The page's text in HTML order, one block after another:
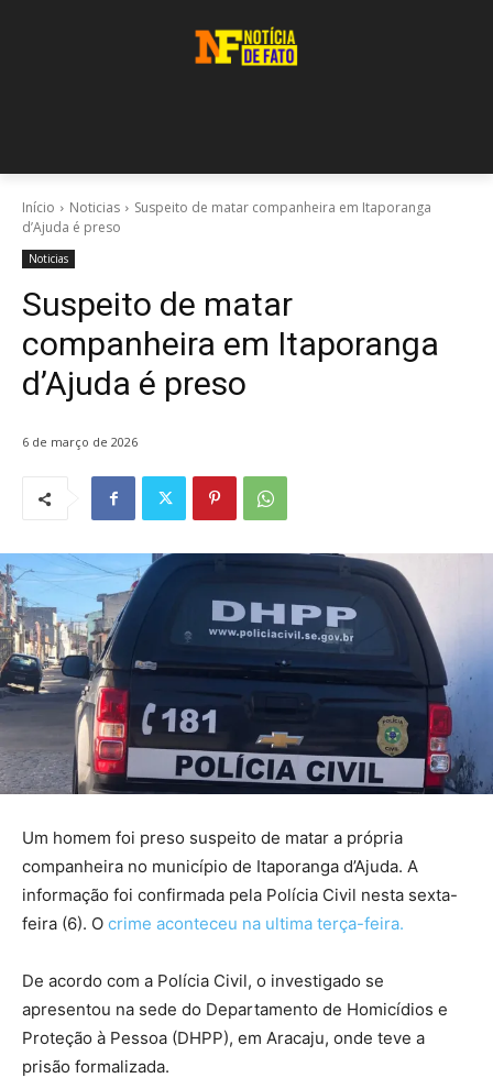
Início Noticias
Suspeito de matar companheira em Itaporanga
d’Ajuda é preso
Noticias
Suspeito de matar
companheira em Itaporanga
d’Ajuda é preso
6 de março de 2026
Um homem foi preso suspeito de matar a própria
companheira no município de Itaporanga d’Ajuda. A
informação foi confirmada pela Polícia Civil nesta sexta-
feira (6). O crime aconteceu na ultima terça-feira.
De acordo com a Polícia Civil, o investigado se
apresentou na sede do Departamento de Homicídios e
Proteção à Pessoa (DHPP), em Aracaju, onde teve a
prisão formalizada.